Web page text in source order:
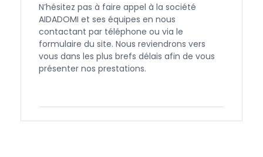
N’hésitez pas à faire appel à la société
AIDADOMI et ses équipes en nous
contactant par téléphone ou via le
formulaire du site. Nous reviendrons vers
vous dans les plus brefs délais afin de vous
présenter nos prestations.